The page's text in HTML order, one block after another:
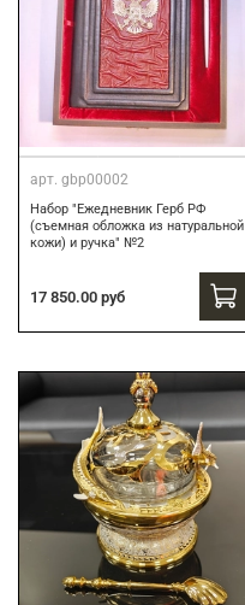
арт. gbp00002
Набор "Ежедневник Герб РФ
(съемная обложка из натуральной
кожи) и ручка" №2
17 850.00 руб